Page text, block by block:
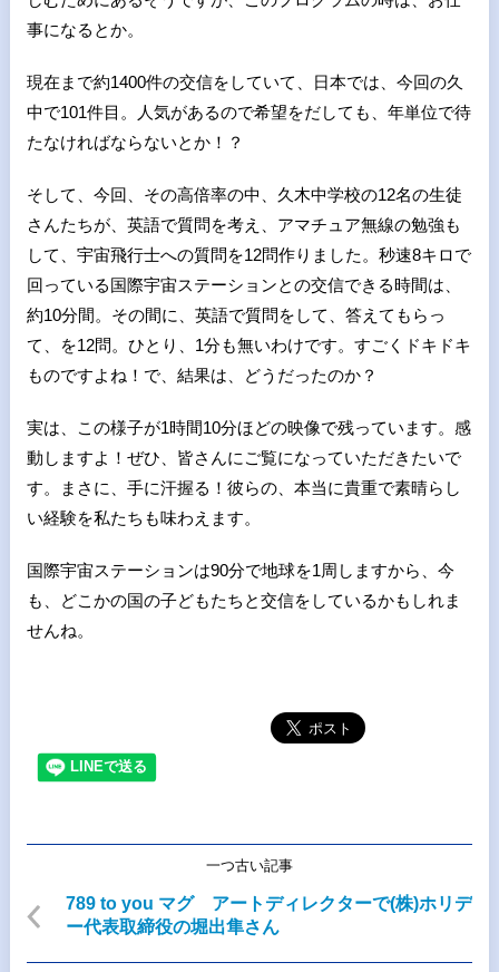
事になるとか。
現在まで約1400件の交信をしていて、日本では、今回の久
中で101件目。人気があるので希望をだしても、年単位で待
たなければならないとか！？
そして、今回、その高倍率の中、久木中学校の12名の生徒
さんたちが、英語で質問を考え、アマチュア無線の勉強も
して、宇宙飛行士への質問を12問作りました。秒速8キロで
回っている国際宇宙ステーションとの交信できる時間は、
約10分間。その間に、英語で質問をして、答えてもらっ
て、を12問。ひとり、 1分も無いわけです。すごくドキドキ
ものですよね！で、結果は、どうだったのか？
実は、この様子が1時間10分ほどの映像で残っています。感
動しますよ！ぜひ、皆さんにご覧になっていただきたいで
す。まさに、手に汗握る！彼らの、本当に貴重で素晴らし
い経験を私たちも味わえます。
国際宇宙ステーションは90分で地球を1周しますから、今
も、どこかの国の子どもたちと交信をしているかもしれま
せんね。
一つ古い記事
789 to you マグ アートディレクターで(株)ホリデ
ー代表取締役の堀出隼さん